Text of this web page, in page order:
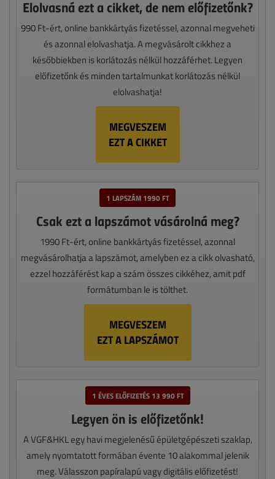
Elolvasná ezt a cikket, de nem előfizetőnk?
990 Ft-ért, online bankkártyás fizetéssel, azonnal megveheti
és azonnal elolvashatja. A megvásárolt cikkhez a
későbbiekben is korlátozás nélkül hozzáférhet. Legyen
előfizetőnk és minden tartalmunkat korlátozás nélkül
elolvashatja!
MEGVESZEM
EZT A CIKKET
1 LAPSZÁM 1990 FT
Csak ezt a lapszámot vásárolná meg?
1990 Ft-ért, online bankkártyás fizetéssel, azonnal
megvásárolhatja a lapszámot, amelyben ez a cikk olvasható,
ezzel hozzáférést kap a szám összes cikkéhez, amit pdf
formátumban le is tölthet.
MEGVESZEM
EZT A LAPSZÁMOT
1 ÉVES ELŐFIZETÉS 13 990 FT
Legyen ön is előfizetőnk!
A VGF&HKL egy havi megjelenésű épületgépészeti szaklap,
amely nyomtatott formában évente 10 alakommal jelenik
meg. Válasszon papíralapú vagy digitális előfizetést!